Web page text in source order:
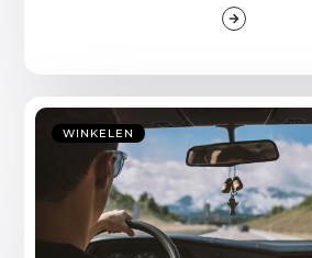
WINKELEN